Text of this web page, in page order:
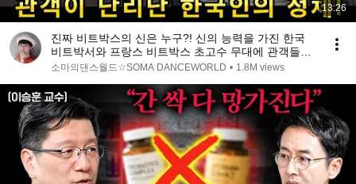
13:26
진짜 비트박스의 신은 누구?! 신의 능력을 가진 한국
비트박서와 프랑스 비트박스 초고수 무대에 관객들이
난리난 이유!(해외반응)ㅣ갓탤런트 GOT TALENTㅣ소
소마의댄스월드☆SOMA DANCEWORLD • 1.8M views